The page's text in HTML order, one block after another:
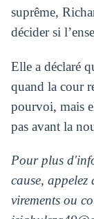
suprême,
décider si
Elle a déclaré
quand la cour
pourvoi, mais
pas avant la
Pour plus
cause,
virements ou